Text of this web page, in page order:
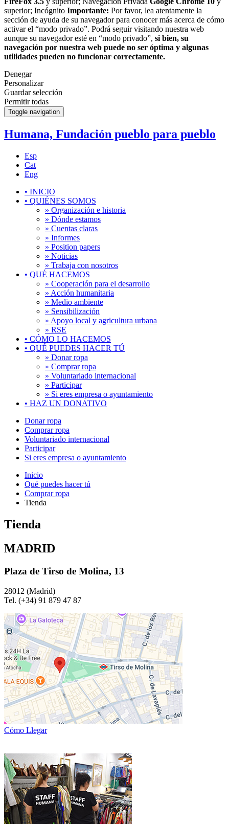
superior; Incógnito Importante: Por favor, lea atentamente la
sección de ayuda de su navegador para conocer más acerca de cómo
activar el “modo privado”. Podrá seguir visitando nuestra web
aunque su navegador esté en “modo privado”, si bien, su
navegación por nuestra web puede no ser óptima y algunas
utilidades pueden no funcionar correctamente.
Denegar
Personalizar
Guardar selección
Permitir todas
Toggle navigation
Humana, Fundación pueblo para pueblo
Esp
Cat
Eng
• INICIO
• QUIÉNES SOMOS
» Organización e historia
» Dónde estamos
» Cuentas claras
» Informes
» Position papers
» Noticias
» Trabaja con nosotros
• QUÉ HACEMOS
» Cooperación para el desarrollo
» Acción humanitaria
» Medio ambiente
» Sensibilización
» Apoyo local y agricultura urbana
» RSE
• CÓMO LO HACEMOS
• QUÉ PUEDES HACER TÚ
» Donar ropa
» Comprar ropa
» Voluntariado internacional
» Participar
» Si eres empresa o ayuntamiento
• HAZ UN DONATIVO
Donar ropa
Comprar ropa
Voluntariado internacional
Participar
Si eres empresa o ayuntamiento
Inicio
Qué puedes hacer tú
Comprar ropa
Tienda
Tienda
MADRID
Plaza de Tirso de Molina, 13
28012 (Madrid)
Tel. (+34) 91 879 47 87
Cómo Llegar